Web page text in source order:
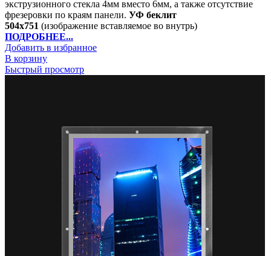
экструзионного стекла 4мм вместо 6мм, а также отсутствие
фрезеровки по краям панели. УФ беклит
504х751 (изображение вставляемое во внутрь)
ПОДРОБНЕЕ...
Добавить в избранное
В корзину
Быстрый просмотр